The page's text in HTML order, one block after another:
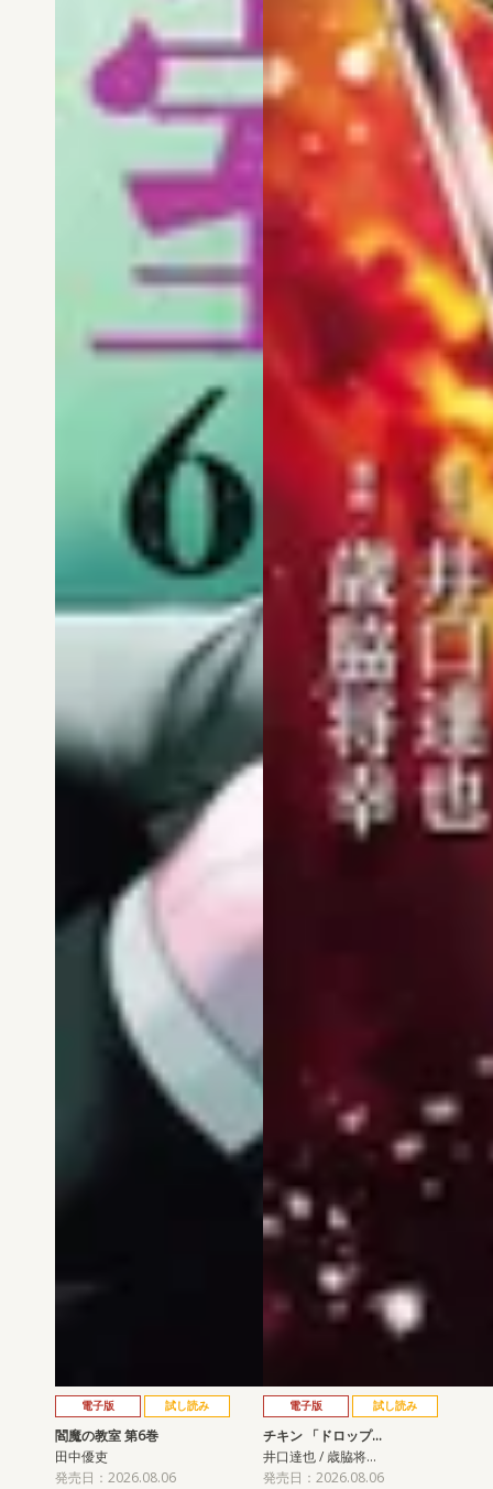
電子版 試し読み
閻魔の教室 第6巻
田中優吏
発売日：2026.08.06
電子版 試し読み
チキン 「ドロップ…
井口達也 / 歳脇将…
発売日：2026.08.06